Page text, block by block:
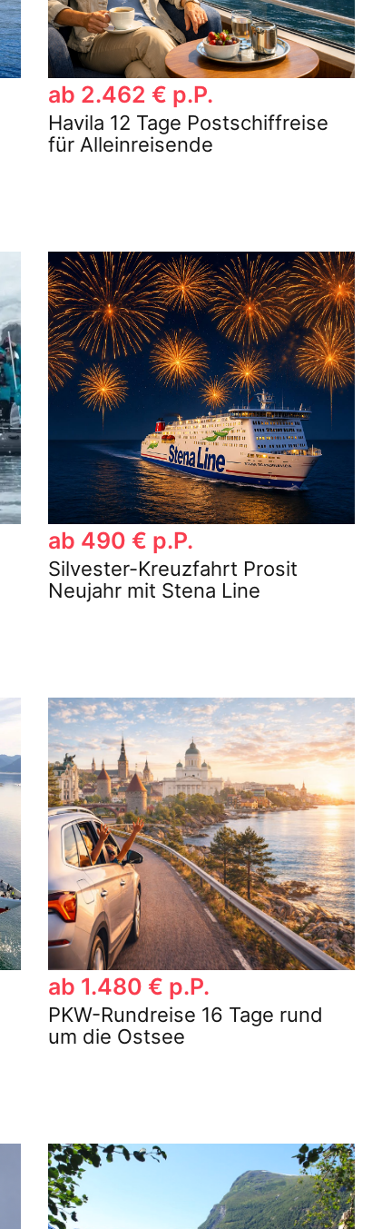
ab 2.462 € p.P.
Havila 12 Tage Postschiffreise
für Alleinreisende
ab 490 € p.P.
Silvester-Kreuzfahrt Prosit
Neujahr mit Stena Line
ab 1.480 € p.P.
PKW-Rundreise 16 Tage rund
um die Ostsee